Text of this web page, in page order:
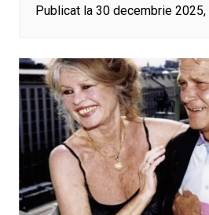
Publicat la 30 decembrie 2025,